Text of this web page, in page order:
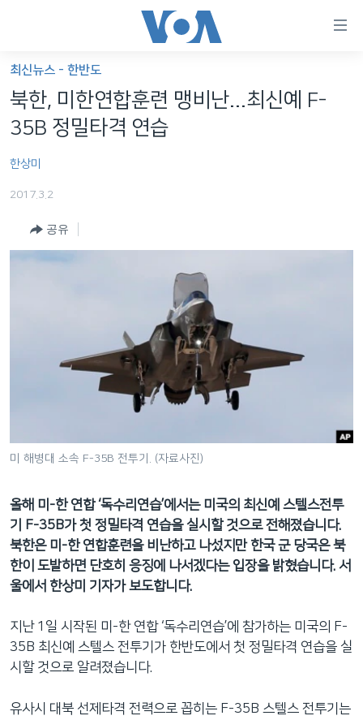
가
능
링
인
션
이
검
색
로
이
라디오
프로그램
주파수 안내
최신뉴스 - 한반도
북한, 미한연합훈련 맹비난...최신예 F-
35B 정밀타격 연습
한상미
2017.3.2
공유
미 해병대 소속 F-35B 전투기. (자료사진)
올해 미-한 연합 ‘독수리연습’에서는 미국의 최신예 스텔스전투
기 F-35B가 첫 정밀타격 연습을 실시할 것으로 전해졌습니다.
북한은 미-한 연합훈련을 비난하고 나섰지만 한국 군 당국은 북
한이 도발하면 단호히 응징에 나서겠다는 입장을 밝혔습니다. 서
울에서 한상미 기자가 보도합니다.
지난 1일 시작된 미-한 연합 ‘독수리연습’에 참가하는 미국의 F-
35B 최신예 스텔스 전투기가 한반도에서 첫 정밀타격 연습을 실
시할 것으로 알려졌습니다.
유사시 대북 선제타격 전력으로 꼽히는 F-35B 스텔스 전투기는